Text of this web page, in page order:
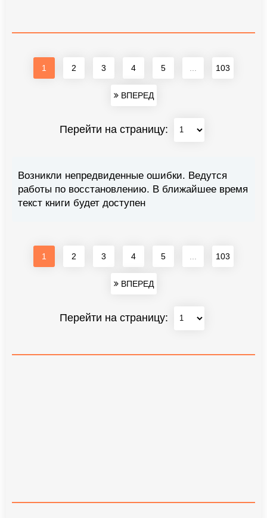
1 2 3 4 5 103
ВПЕРЕД
Перейти на страницу:
Возникли непредвиденные ошибки. Ведутся
работы по восстановлению. В ближайшее время
текст книги будет доступен
1 2 3 4 5 103
ВПЕРЕД
Перейти на страницу: